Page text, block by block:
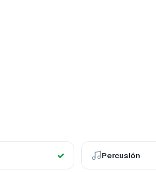
Percusión